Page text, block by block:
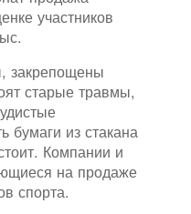
участников
закрепощены
старые травмы,
бумаги из стакана
Компании и
на продаже
спорта.